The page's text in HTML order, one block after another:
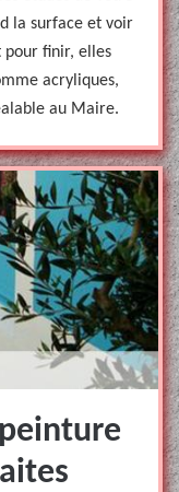
la surface et voir
pour finir, elles
acryliques,
au Maire.